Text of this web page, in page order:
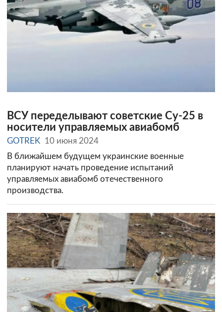
ВСУ переделывают советские Су-25 в
носители управляемых авиабомб
GOTREK 10 июня 2024
В ближайшем будущем украинские военные
планируют начать проведение испытаний
управляемых авиабомб отечественного
производства.